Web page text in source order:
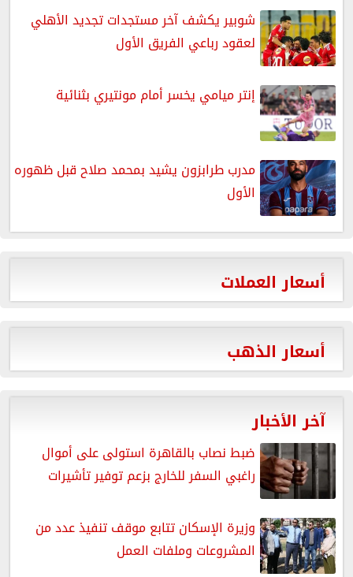
شوبير يكشف آخر مستجدات تجديد الأهلي
لعقود رباعي الفريق الأول
إنتر ميامي يخسر أمام مونتيري بثنائية
مدرب طرابزون يشيد بمحمد صلاح قبل ظهوره
الأول
أسعار العملات
أسعار الذهب
آخر الأخبار
ضبط نصاب بالقاهرة استولى على أموال
راغبي السفر للخارج بزعم توفير تأشيرات
وزيرة الإسكان تتابع موقف تنفيذ عدد من
المشروعات وملفات العمل